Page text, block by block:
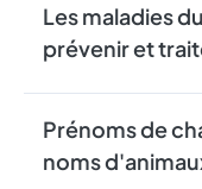
Les maladies
prévenir et
Prénoms de
noms